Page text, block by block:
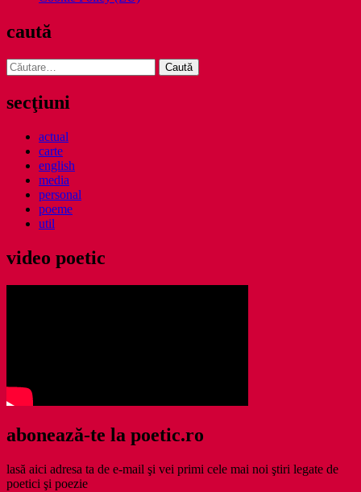
caută
Caută
după:
secţiuni
actual
carte
english
media
personal
poeme
util
video poetic
abonează-te la poetic.ro
lasă aici adresa ta de e-mail şi vei primi cele mai noi ştiri legate de
poetici şi poezie